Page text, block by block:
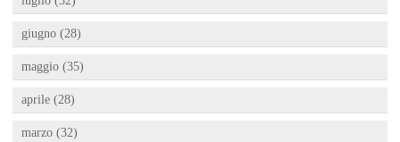
giugno (28)
maggio (35)
aprile (28)
marzo (32)